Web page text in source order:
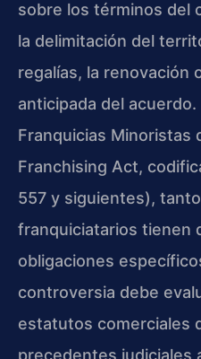
sobre los términos del
la delimitación del
regalías, la renovación
anticipada del acuerdo.
Franquicias Minoristas
Franchising Act,
557 y siguientes),
franquiciatarios tienen
obligaciones
controversia debe
estatutos comerciales
precedentes judiciales